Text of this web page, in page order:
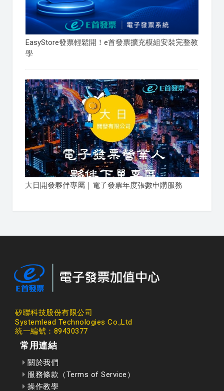
EasyStore發票輕鬆開！e首發票擴充模組安裝完整教
學
大日開發夥伴專屬｜電子發票年度張數申購服務
矽聯科技股份有限公司
Systemlead Technologies Co.,Ltd
統一編號：89430377
常用連結
關於我們
服務條款（Terms of Service）
操作教學